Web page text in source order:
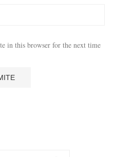
in this browser for the next time